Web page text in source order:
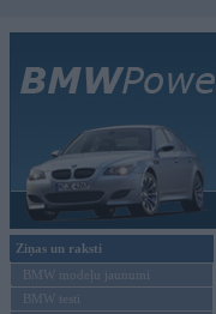
Ziņas un raksti
BMW modeļu jaunumi
BMW testi